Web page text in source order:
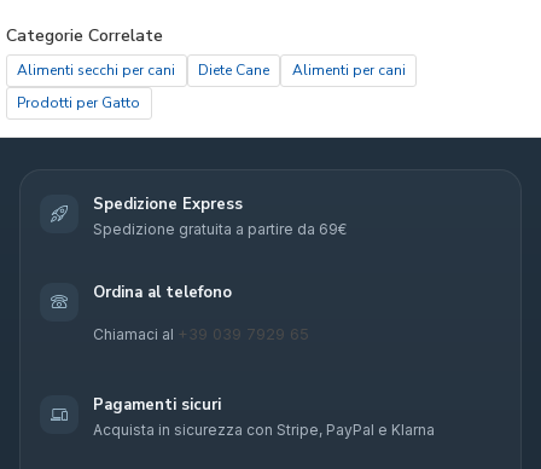
Categorie Correlate
Alimenti secchi per cani Diete Cane
Alimenti per cani
Prodotti per Gatto
Spedizione Express
Spedizione gratuita a partire da 69€
Ordina al telefono
Chiamaci al +39 039 7929 65
Pagamenti sicuri
Acquista in sicurezza con Stripe, PayPal e Klarna